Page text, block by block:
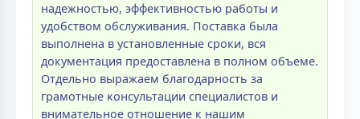
надежностью, эффективностью работы и
удобством обслуживания. Поставка была
выполнена в установленные сроки, вся
документация предоставлена в полном объеме.
Отдельно выражаем благодарность за
грамотные консультации специалистов и
внимательное отношение к нашим